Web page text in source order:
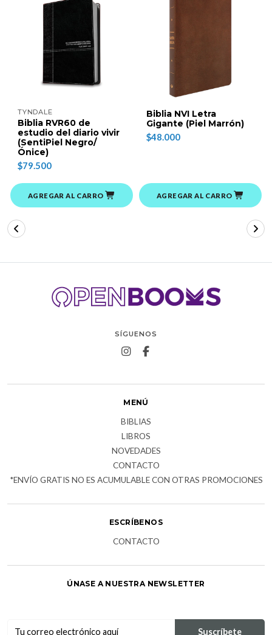
TYNDALE
Biblia RVR60 de
estudio del diario vivir
(SentiPiel Negro/
Ónice)
$79.500
AGREGAR AL CARRO
Biblia NVI Letra
Gigante (Piel Marrón)
$48.000
AGREGAR AL CARRO
SÍGUENOS
MENÚ
BIBLIAS
LIBROS
NOVEDADES
CONTACTO
*ENVÍO GRATIS NO ES ACUMULABLE CON OTRAS PROMOCIONES
ESCRÍBENOS
CONTACTO
ÚNASE A NUESTRA NEWSLETTER